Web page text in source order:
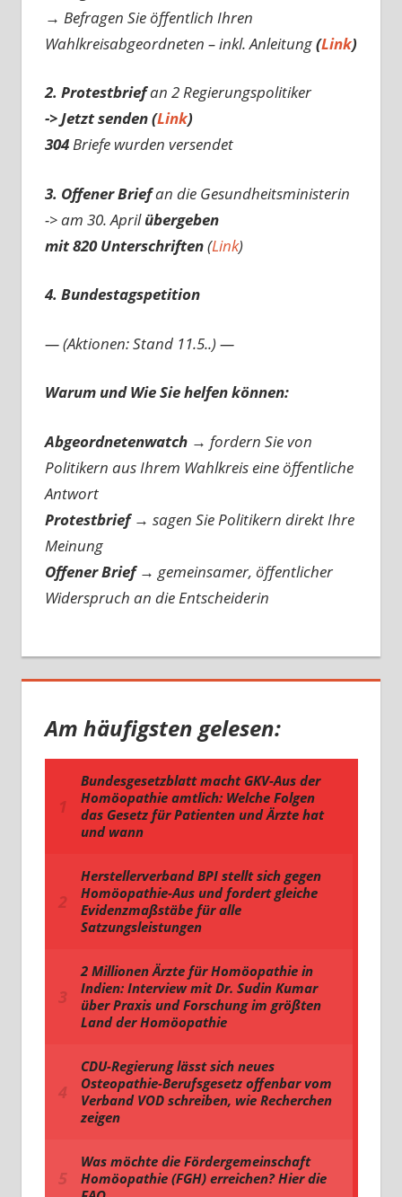
→ Befragen Sie öffentlich Ihren
Wahlkreisabgeordneten – inkl. Anleitung(Link)
2. Protestbriefan 2 Regierungspolitiker
-> Jetzt senden (Link)
304Briefe wurden versendet
3. Offener Briefan die Gesundheitsministerin
-> am 30. Aprilübergeben
mit 820 Unterschriften(Link)
4. Bundestagspetition
— (Aktionen: Stand 11.5..) —
Warum und Wie Sie helfen können:
Abgeordnetenwatch → fordern Sie von
Politikern aus Ihrem Wahlkreis eine öffentliche
Antwort
Protestbrief → sagen Sie Politikern direkt Ihre
Meinung
Offener Brief → gemeinsamer, öffentlicher
Widerspruch an die Entscheiderin
Am häufigsten gelesen: